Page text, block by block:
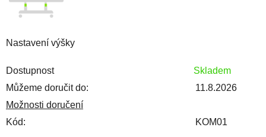
Nastavení výšky
Dostupnost
Skladem
Můžeme doručit do:
11.8.2026
Možnosti doručení
Kód:
KOM01